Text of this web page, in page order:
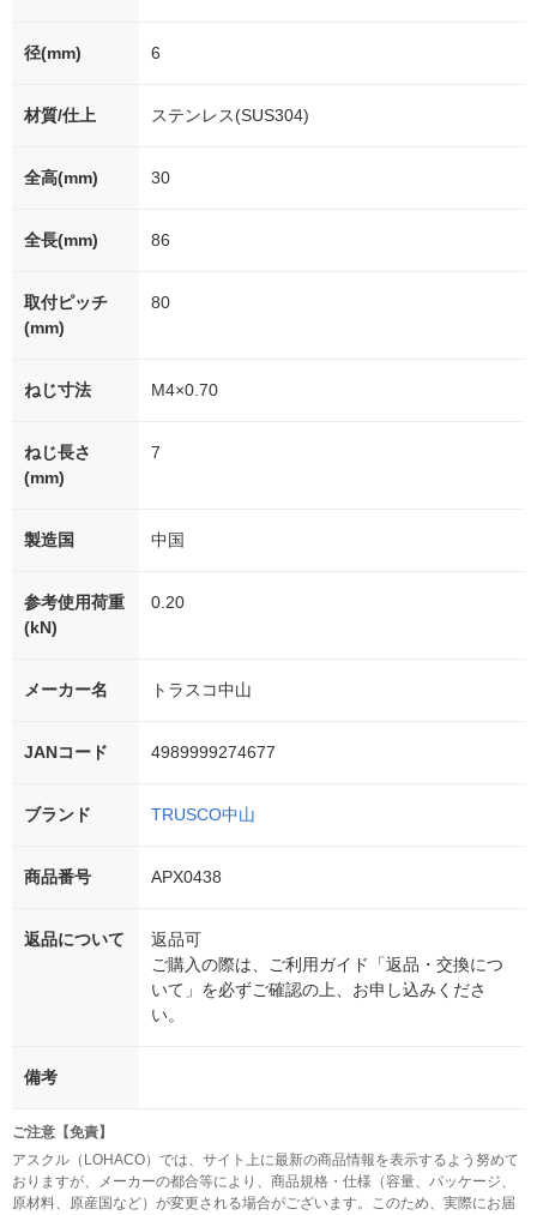
径(mm) 6
材質/仕上 ステンレス(SUS304)
全高(mm) 30
全長(mm) 86
取付ピッチ
(mm)
80
ねじ寸法 M4×0.70
ねじ長さ
(mm)
7
製造国 中国
参考使用荷重
(kN)
0.20
メーカー名 トラスコ中山
JANコード 4989999274677
ブランド TRUSCO中山
商品番号 APX0438
返品について
返品可
ご購入の際は、ご利用ガイド「返品・交換につ
いて」を必ずご確認の上、お申し込みくださ
い。
備考
ご注意【免責】
アスクル（LOHACO）では、サイト上に最新の商品情報を表示するよう努めて
おりますが、メーカーの都合等により、商品規格・仕様（容量、パッケージ、
原材料、原産国など）が変更される場合がございます。このため、実際にお届